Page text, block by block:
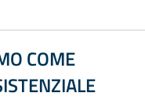
COME